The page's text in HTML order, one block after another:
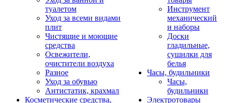
туалетом
Уход за всеми видами
плит
Чистящие и моющие
средства
Освежители,
очистители воздуха
Разное
Уход за обувью
Антистатик, крахмал
Косметические средства,
Инструмент
механический
и наборы
Доски
гладильные,
сушилки для
белья
Часы, будильники
Часы,
будильники
Электротовары